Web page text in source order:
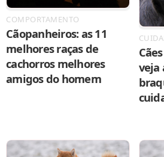
COMPORTAMENTO
Cãopanheiros: as 11
melhores raças de
cachorros melhores
amigos do homem
veja